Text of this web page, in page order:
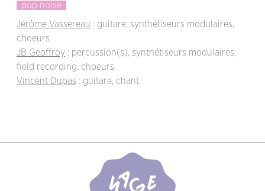
pop noise
Jérôme Vassereau : guitare, synthétiseurs modulaires,
choeurs
JB Geoffroy : percussion(s), synthétiseurs modulaires,
field recording, choeurs
Vincent Dupas : guitare, chant